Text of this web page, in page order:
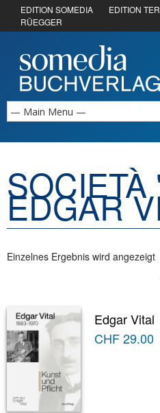
EDITION SOMEDIA EDITION
RÜEGGER
SOCIETÀ
EDGAR
Einzelnes Ergebnis wird angezeigt
Edgar Vital
CHF29.00